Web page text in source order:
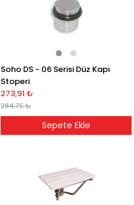
Soho DS - 06 Serisi Düz Kapı
Stoperi
273,91 ₺
284,75 ₺
Sepete Ekle